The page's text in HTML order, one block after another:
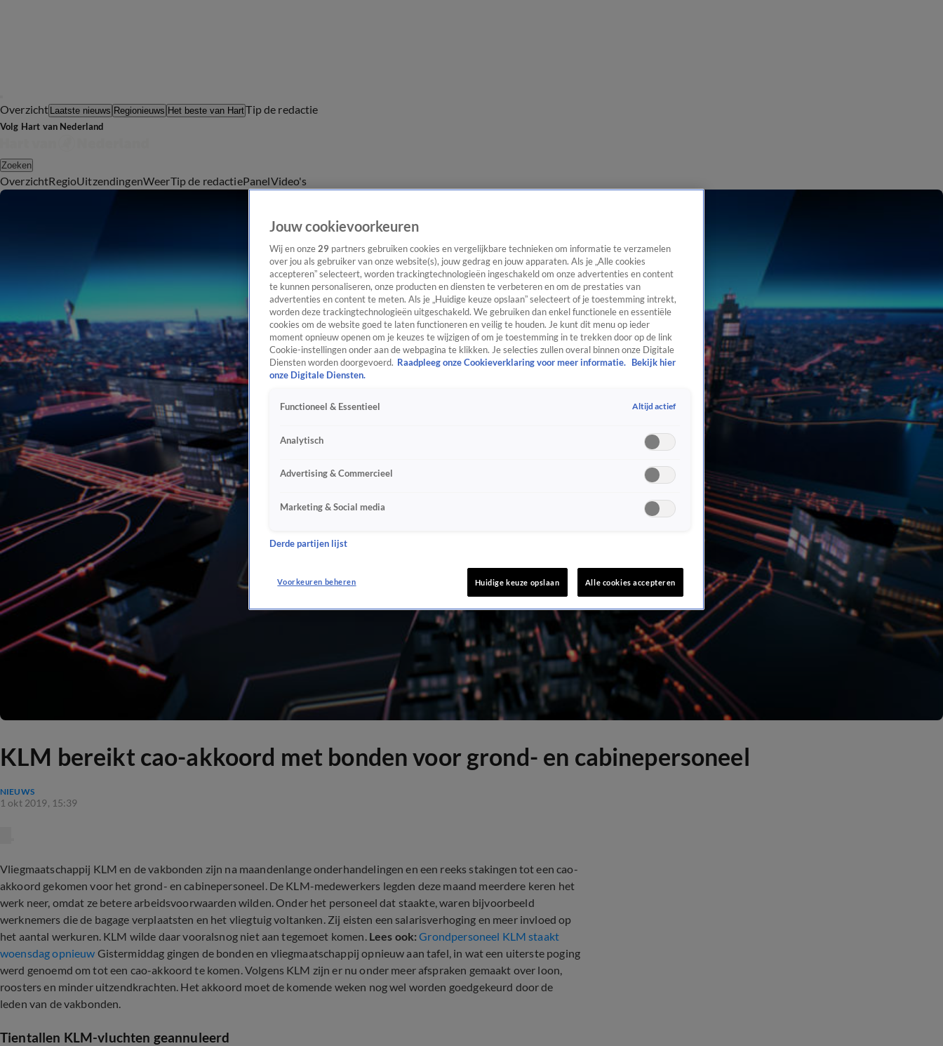
Overzicht Laatste nieuws Regionieuws Het beste van HartTip de redactie
Volg Hart van Nederland
Zoeken
OverzichtRegioUitzendingenWeerTip de redactiePanelVideo's
KLM bereikt cao-akkoord met bonden voor grond- en cabinepersoneel
NIEUWS
1 okt 2019, 15:39
Vliegmaatschappij KLM en de vakbonden zijn na maandenlange onderhandelingen en een reeks stakingen tot een cao-
akkoord gekomen voor het grond- en cabinepersoneel. De KLM-medewerkers legden deze maand meerdere keren het
werk neer, omdat ze betere arbeidsvoorwaarden wilden. Onder het personeel dat staakte, waren bijvoorbeeld
werknemers die de bagage verplaatsten en het vliegtuig voltanken. Zij eisten een salarisverhoging en meer invloed op
het aantal werkuren. KLM wilde daar vooralsnog niet aan tegemoet komen. Lees ook: Grondpersoneel KLM staakt
woensdag opnieuw Gistermiddag gingen de bonden en vliegmaatschappij opnieuw aan tafel, in wat een uiterste poging
werd genoemd om tot een cao-akkoord te komen. Volgens KLM zijn er nu onder meer afspraken gemaakt over loon,
roosters en minder uitzendkrachten. Het akkoord moet de komende weken nog wel worden goedgekeurd door de
leden van de vakbonden.
Tientallen KLM-vluchten geannuleerd
Jouw cookievoorkeuren
Wij en onze 29 partners gebruiken cookies en vergelijkbare technieken om informatie te verzamelen
over jou als gebruiker van onze website(s), jouw gedrag en jouw apparaten. Als je „Alle cookies
accepteren” selecteert, worden trackingtechnologieën ingeschakeld om onze advertenties en content
te kunnen personaliseren, onze producten en diensten te verbeteren en om de prestaties van
advertenties en content te meten. Als je „Huidige keuze opslaan” selecteert of je toestemming intrekt,
worden deze trackingtechnologieën uitgeschakeld. We gebruiken dan enkel functionele en essentiële
cookies om de website goed te laten functioneren en veilig te houden. Je kunt dit menu op ieder
moment opnieuw openen om je keuzes te wijzigen of om je toestemming in te trekken door op de link
Cookie-instellingen onder aan de webpagina te klikken. Je selecties zullen overal binnen onze Digitale
Diensten worden doorgevoerd. Raadpleeg onze Cookieverklaring voor meer informatie.
Bekijk hier
onze Digitale Diensten.
Functioneel & Essentieel Altijd actief
Analytisch
Advertising & Commercieel
Marketing & Social media
Derde partijen lijst
Voorkeuren beheren Huidige keuze opslaan Alle cookies accepteren